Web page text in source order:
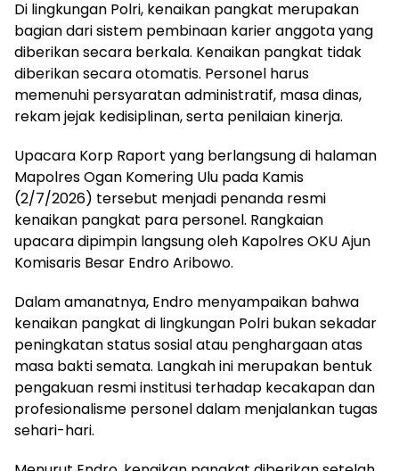
Di lingkungan Polri, kenaikan pangkat merupakan
bagian dari sistem pembinaan karier anggota yang
diberikan secara berkala. Kenaikan pangkat tidak
diberikan secara otomatis. Personel harus
memenuhi persyaratan administratif, masa dinas,
rekam jejak kedisiplinan, serta penilaian kinerja.
Upacara Korp Raport yang berlangsung di halaman
Mapolres Ogan Komering Ulu pada Kamis
(2/7/2026) tersebut menjadi penanda resmi
kenaikan pangkat para personel. Rangkaian
upacara dipimpin langsung oleh Kapolres OKU Ajun
Komisaris Besar Endro Aribowo.
Dalam amanatnya, Endro menyampaikan bahwa
kenaikan pangkat di lingkungan Polri bukan sekadar
peningkatan status sosial atau penghargaan atas
masa bakti semata. Langkah ini merupakan bentuk
pengakuan resmi institusi terhadap kecakapan dan
profesionalisme personel dalam menjalankan tugas
sehari-hari.